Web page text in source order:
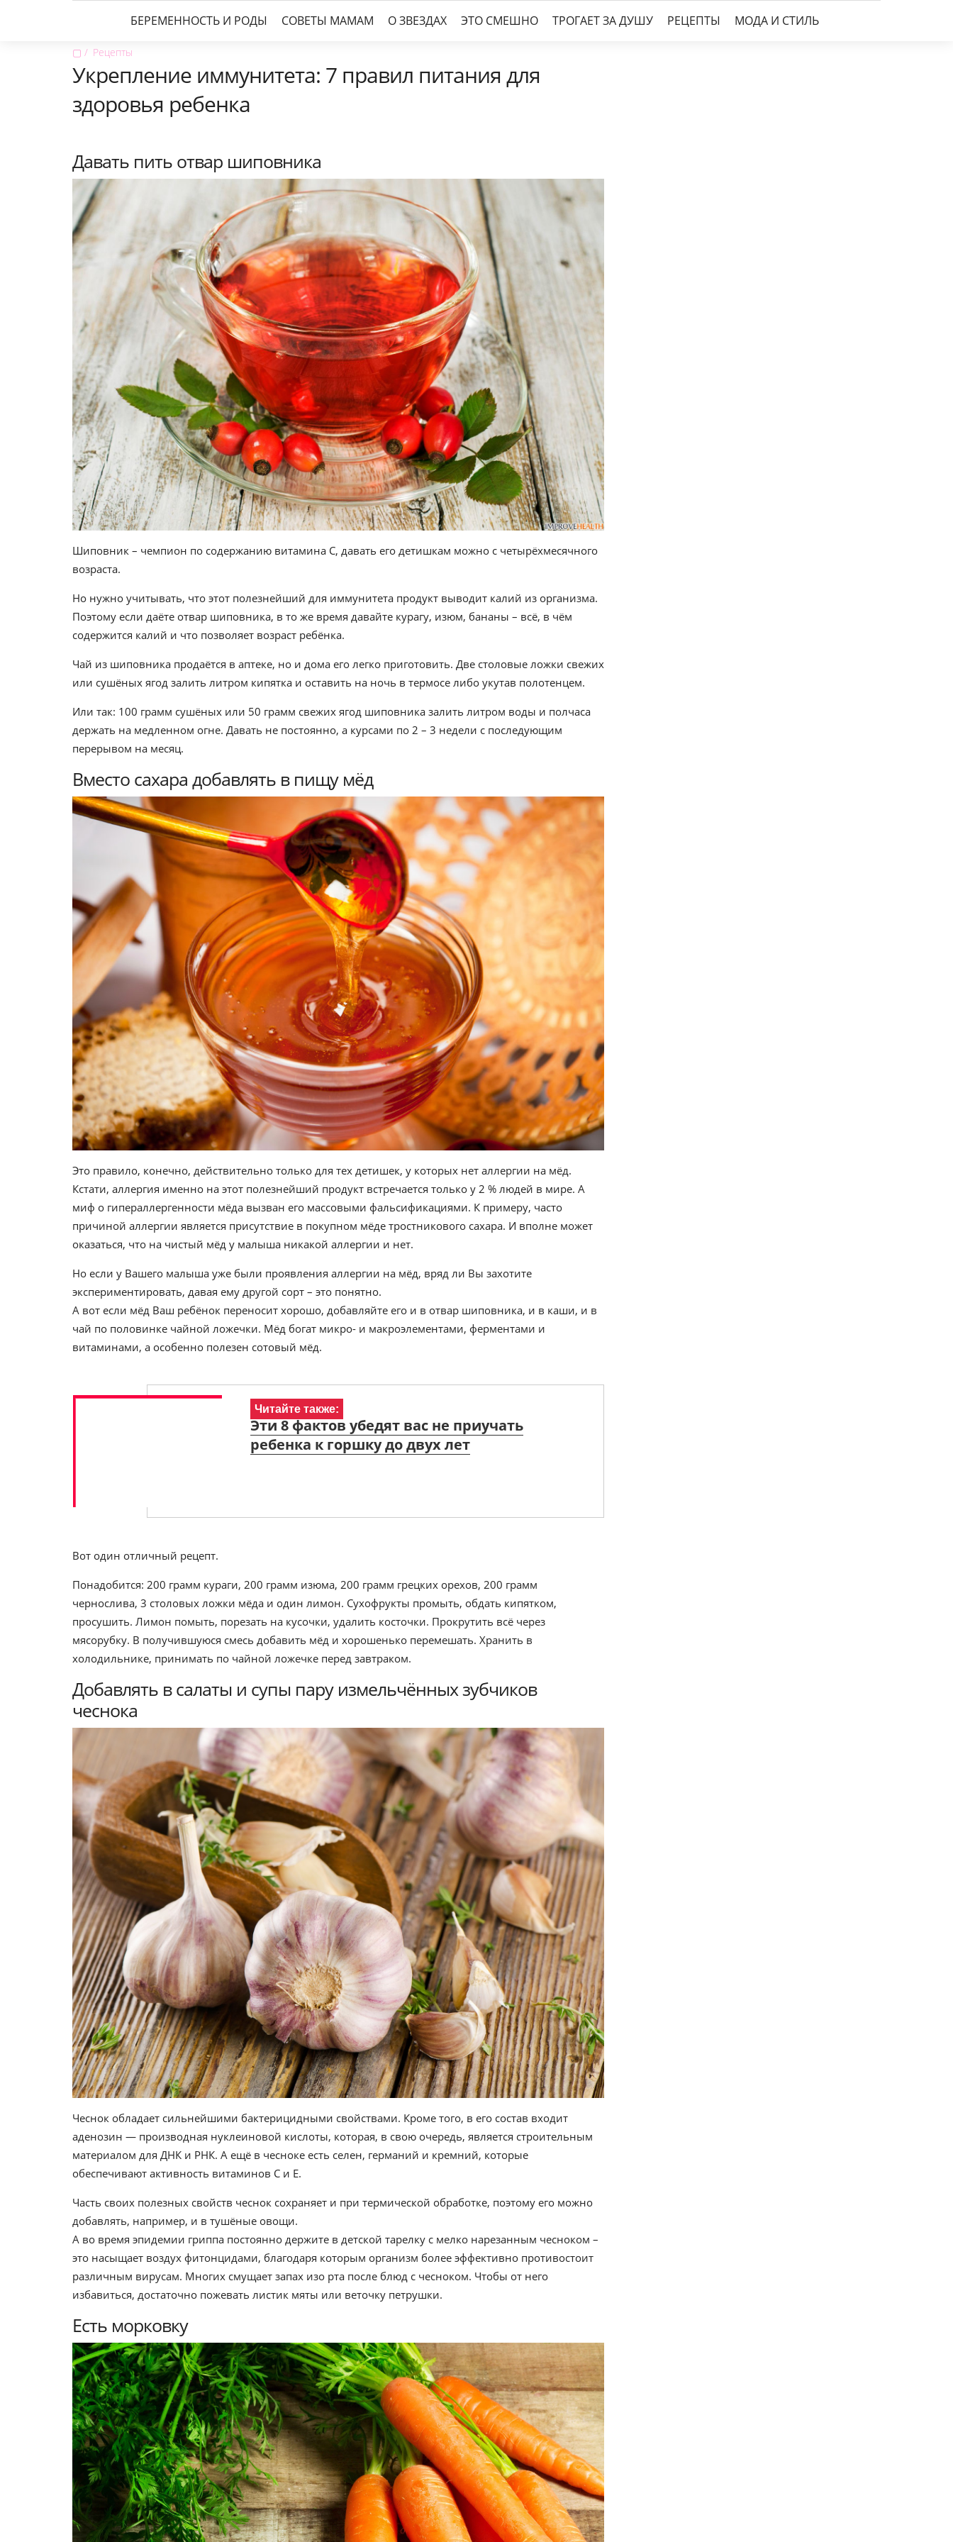
БЕРЕМЕННОСТЬ И РОДЫ СОВЕТЫ МАМАМ О ЗВЕЗДАХ ЭТО СМЕШНО ТРОГАЕТ ЗА ДУШУ РЕЦЕПТЫ МОДА И СТИЛЬ
▢ Рецепты
Укрепление иммунитета: 7 правил питания для
здоровья ребенка
Давать пить отвар шиповника
Шиповник – чемпион по содержанию витамина С, давать его детишкам можно с четырёхмесячного
возраста.
Но нужно учитывать, что этот полезнейший для иммунитета продукт выводит калий из организма.
Поэтому если даёте отвар шиповника, в то же время давайте курагу, изюм, бананы – всё, в чём
содержится калий и что позволяет возраст ребёнка.
Чай из шиповника продаётся в аптеке, но и дома его легко приготовить. Две столовые ложки свежих
или сушёных ягод залить литром кипятка и оставить на ночь в термосе либо укутав полотенцем.
Или так: 100 грамм сушёных или 50 грамм свежих ягод шиповника залить литром воды и полчаса
держать на медленном огне. Давать не постоянно, а курсами по 2 – 3 недели с последующим
перерывом на месяц.
Вместо сахара добавлять в пищу мёд
Это правило, конечно, действительно только для тех детишек, у которых нет аллергии на мёд.
Кстати, аллергия именно на этот полезнейший продукт встречается только у 2 % людей в мире. А
миф о гипераллергенности мёда вызван его массовыми фальсификациями. К примеру, часто
причиной аллергии является присутствие в покупном мёде тростникового сахара. И вполне может
оказаться, что на чистый мёд у малыша никакой аллергии и нет.
Но если у Вашего малыша уже были проявления аллергии на мёд, вряд ли Вы захотите
экспериментировать, давая ему другой сорт – это понятно.
А вот если мёд Ваш ребёнок переносит хорошо, добавляйте его и в отвар шиповника, и в каши, и в
чай по половинке чайной ложечки. Мёд богат микро- и макроэлементами, ферментами и
витаминами, а особенно полезен сотовый мёд.
Читайте также:
Эти 8 фактов убедят вас не приучать
ребенка к горшку до двух лет
Вот один отличный рецепт.
Понадобится: 200 грамм кураги, 200 грамм изюма, 200 грамм грецких орехов, 200 грамм
чернослива, 3 столовых ложки мёда и один лимон. Сухофрукты промыть, обдать кипятком,
просушить. Лимон помыть, порезать на кусочки, удалить косточки. Прокрутить всё через
мясорубку. В получившуюся смесь добавить мёд и хорошенько перемешать. Хранить в
холодильнике, принимать по чайной ложечке перед завтраком.
Добавлять в салаты и супы пару измельчённых зубчиков
чеснока
Чеснок обладает сильнейшими бактерицидными свойствами. Кроме того, в его состав входит
аденозин — производная нуклеиновой кислоты, которая, в свою очередь, является строительным
материалом для ДНК и РНК. А ещё в чесноке есть селен, германий и кремний, которые
обеспечивают активность витаминов С и Е.
Часть своих полезных свойств чеснок сохраняет и при термической обработке, поэтому его можно
добавлять, например, и в тушёные овощи.
А во время эпидемии гриппа постоянно держите в детской тарелку с мелко нарезанным чесноком –
это насыщает воздух фитонцидами, благодаря которым организм более эффективно противостоит
различным вирусам. Многих смущает запах изо рта после блюд с чесноком. Чтобы от него
избавиться, достаточно пожевать листик мяты или веточку петрушки.
Есть морковку